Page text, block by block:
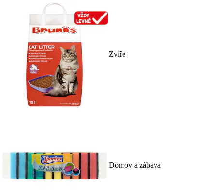
Zvíře
Domov a zábava